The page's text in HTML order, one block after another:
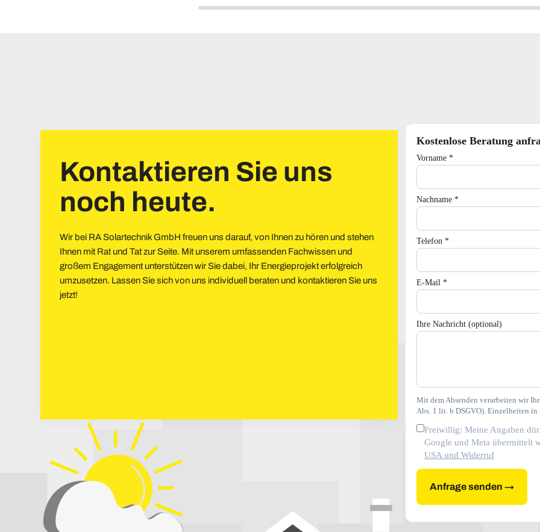
Kontaktieren Sie uns
noch heute.
Wir bei RA Solartechnik GmbH freuen uns darauf, von Ihnen zu hören und stehen
Ihnen mit Rat und Tat zur Seite. Mit unserem umfassenden Fachwissen und
großem Engagement unterstützen wir Sie dabei, Ihr Energieprojekt erfolgreich
umzusetzen. Lassen Sie sich von uns individuell beraten und kontaktieren Sie uns
jetzt!
Kostenlose Beratung
Vorname *
Nachname *
Telefon *
E-Mail *
Ihre Nachricht (optional)
Mit dem Absenden verarbeiten wir
Abs. 1 lit. b DSGVO). Einzelheiten in
Freiwillig: Meine Angaben
Google und Meta übermittelt
USA und Widerruf
Anfrage senden →